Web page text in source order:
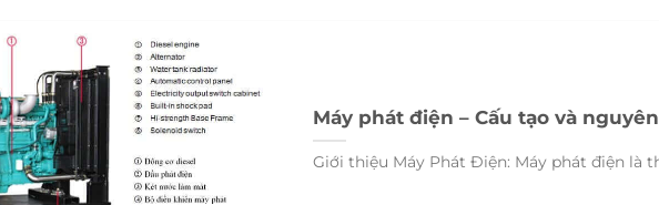
Máy phát điện – Cấu tạo và
Giới thiệu Máy Phát Điện: Máy phát điện là